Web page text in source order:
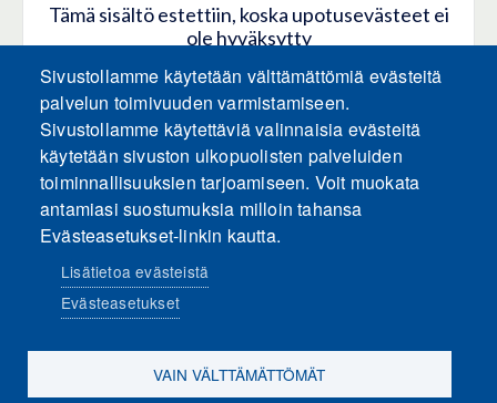
Tämä sisältö estettiin, koska upotusevästeet ei
ole hyväksytty
HYVÄKSY KAIKKI EVÄSTEET
Hyväksy vain upotusevästeet
Sosiaalinen media
Sivustollamme käytetään välttämättömiä evästeitä
palvelun toimivuuden varmistamiseen.
Sivustollamme käytettäviä valinnaisia evästeitä
käytetään sivuston ulkopuolisten palveluiden
toiminnallisuuksien tarjoamiseen. Voit muokata
antamiasi suostumuksia milloin tahansa
Evästeasetukset-linkin kautta.
Lisätietoa evästeistä
Evästeasetukset
VAIN VÄLTTÄMÄTTÖMÄT